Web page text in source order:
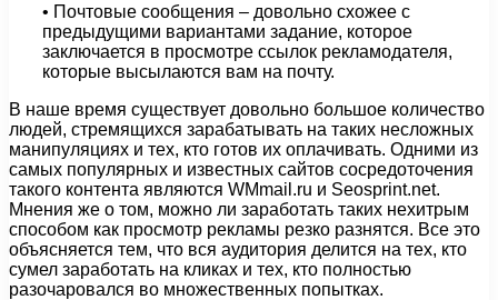
• Почтовые сообщения – довольно схожее с
предыдущими вариантами задание, которое
заключается в просмотре ссылок рекламодателя,
которые высылаются вам на почту.
В наше время существует довольно большое количество
людей, стремящихся зарабатывать на таких несложных
манипуляциях и тех, кто готов их оплачивать. Одними из
самых популярных и известных сайтов сосредоточения
такого контента являются WMmail.ru и Seosprint.net.
Мнения же о том, можно ли заработать таких нехитрым
способом как просмотр рекламы резко разнятся. Все это
объясняется тем, что вся аудитория делится на тех, кто
сумел заработать на кликах и тех, кто полностью
разочаровался во множественных попытках.